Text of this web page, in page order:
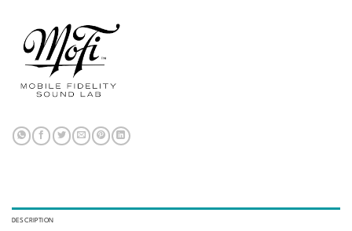
DESCRIPTION